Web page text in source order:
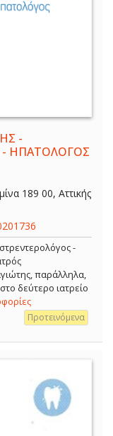
-
- ΗΠΑΤΟΛΟΓΟΣ
189 00, Αττικής
-
παράλληλα,
δεύτερο ιατρείο
Προτεινόμενα